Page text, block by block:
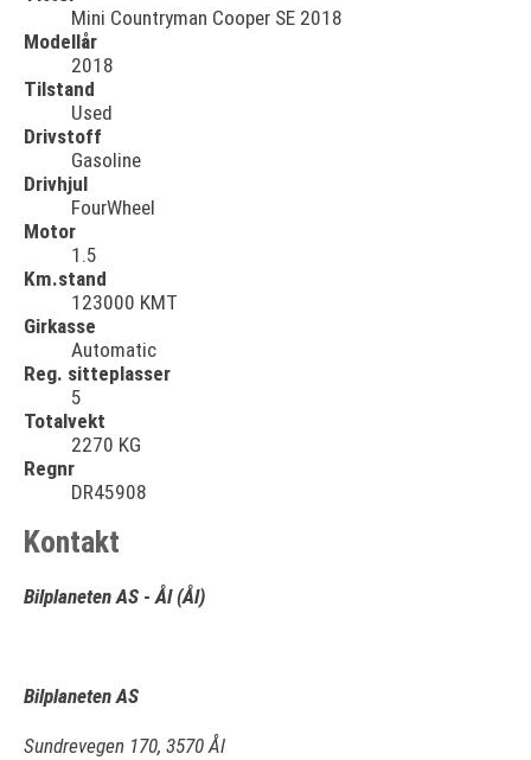
Mini Countryman Cooper SE 2018
Modellår
2018
Tilstand
Used
Drivstoff
Gasoline
Drivhjul
FourWheel
Motor
1.5
Km.stand
123000 KMT
Girkasse
Automatic
Reg. sitteplasser
5
Totalvekt
2270 KG
Regnr
DR45908
Kontakt
Bilplaneten AS - Ål (Ål)
Bilplaneten AS
Sundrevegen 170, 3570 Ål